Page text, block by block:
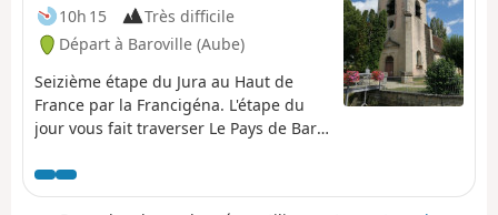
10h 15
Très difficile
Départ à Baroville (Aube)
Seizième étape du Jura au Haut de
France par la Francigéna. L'étape du
jour vous fait traverser Le Pays de Bar-
médiévale de Bar-sur-Aube et prend
de multiples visages : coteaux de